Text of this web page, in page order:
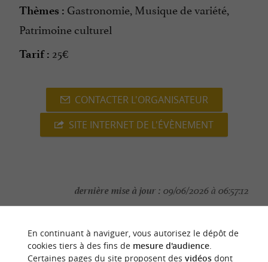
Thèmes : Gastronomie, Musique de variété,
Patrimoine culturel
Tarif : 25€
CONTACTER L'ORGANISATEUR
SITE INTERNET DE L'ÉVÈNEMENT
dernière mise à jour : 09/06/2026 à 06:57:12
Coteaux Béarn Madiran -CC BY-NC-ND 4.0
En continuant à naviguer, vous autorisez le dépôt de
cookies tiers à des fins de mesure d'audience.
Certaines pages du site proposent des vidéosdont